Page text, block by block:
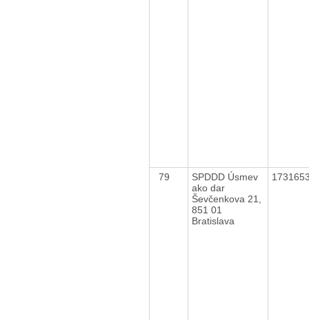
79
SPDDD Úsmev
ako dar
Ševčenkova 21,
851 01
Bratislava